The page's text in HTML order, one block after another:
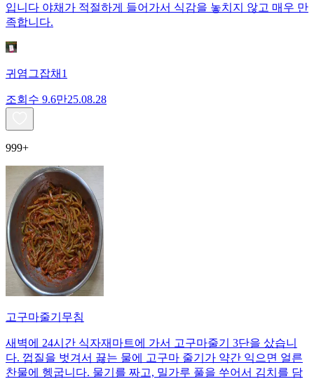
입니다 야채가 적절하게 들어가서 식감을 놓치지 않고 매우 만
족합니다.
귀염그잡채1
조회수 9.6만25.08.28
999+
고구마줄기무침
새벽에 24시간 식자재마트에 가서 고구마줄기 3단을 샀습니
다. 껍질을 벗겨서 끓는 물에 고구마 줄기가 약간 익으면 얼른
찬물에 헹굽니다. 물기를 짜고, 밀가루 풀을 쑤어서 김치를 담